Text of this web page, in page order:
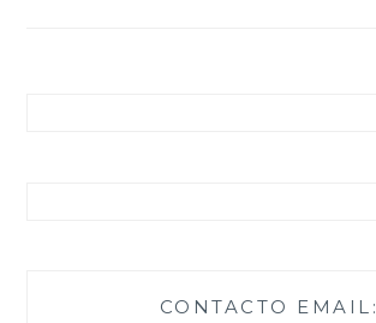
CONTACTO EMAIL: